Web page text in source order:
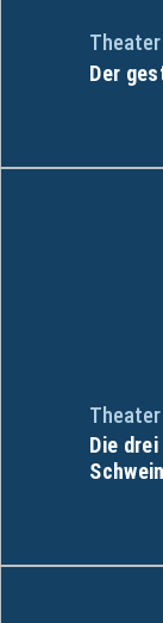
Theater
Der
Theater
Die